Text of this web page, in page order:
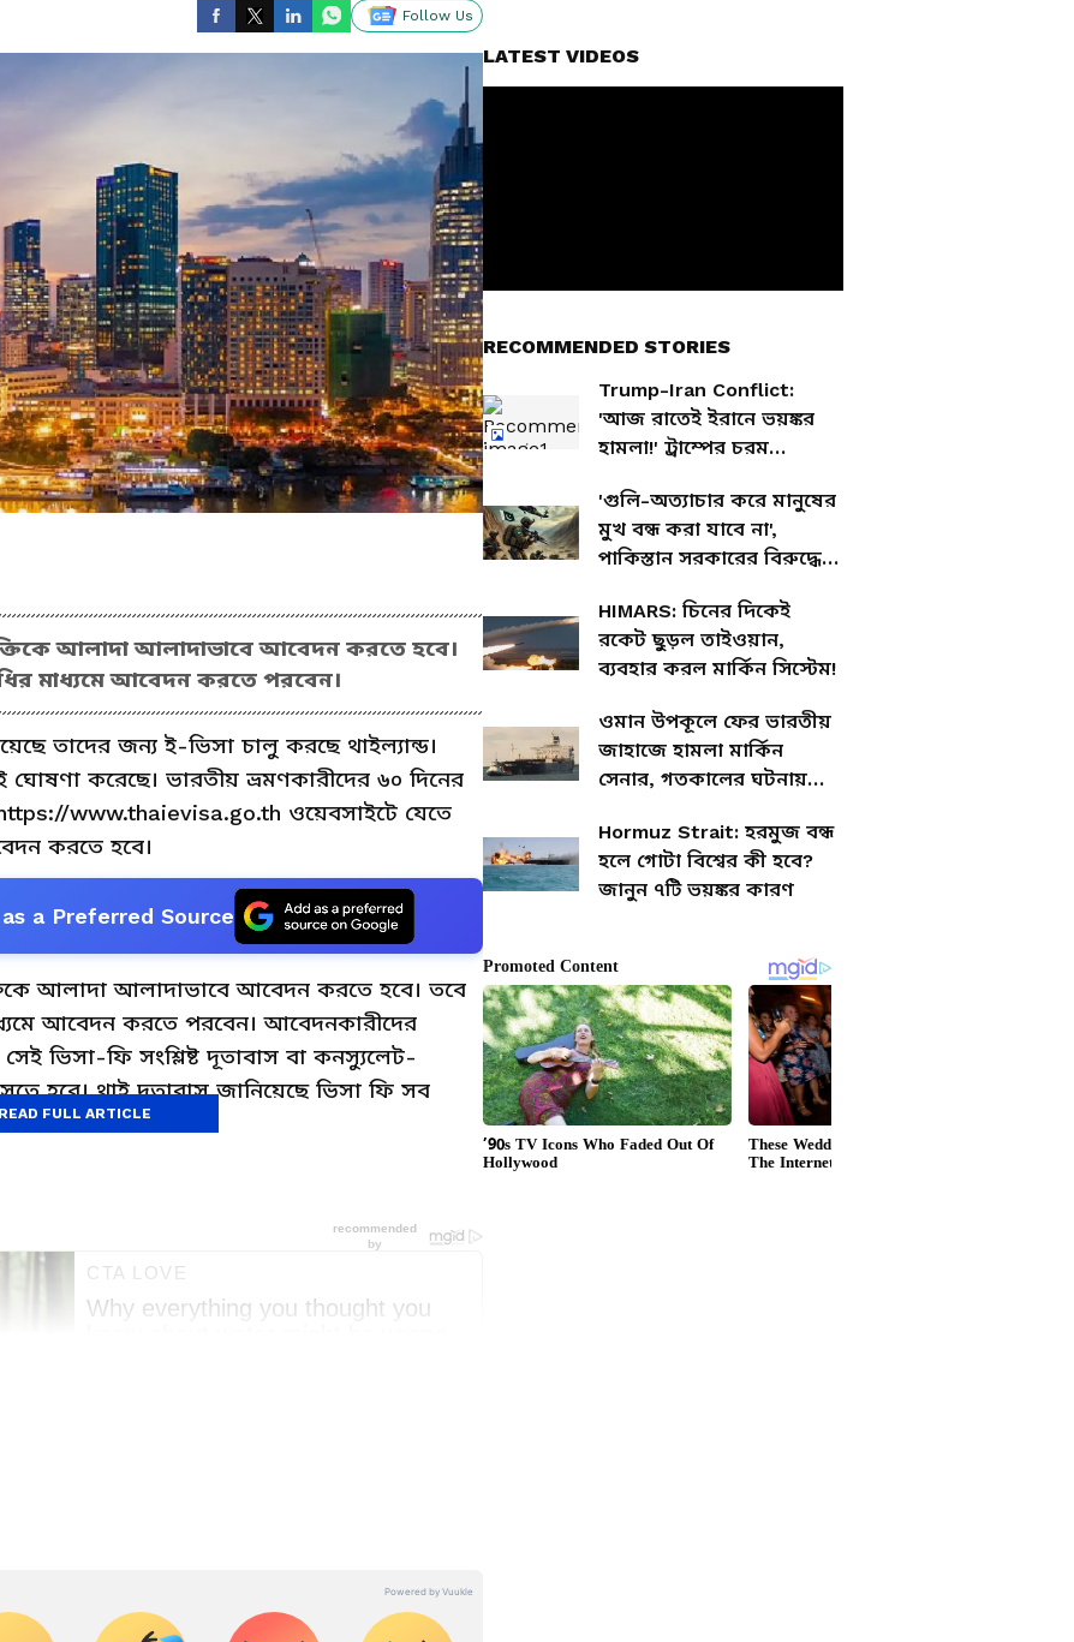
Follow Us
আলাদা আলাদাভাবে আবেদন করতে হবে।
মাধ্যমে আবেদন করতে পরবেন।
তাদের জন্য ই-ভিসা চালু করছে থাইল্যান্ড।
ঘোষণা করেছে। ভারতীয় ভ্রমণকারীদের ৬০ দিনের
www.thaievisa.go.th ওয়েবসাইটে যেতে
করতে হবে।
a Preferred Source
আলাদা আলাদাভাবে আবেদন করতে হবে। তবে
আবেদন করতে পরবেন। আবেদনকারীদের
ভিসা-ফি সংশ্লিষ্ট দূতাবাস বা কনস্যুলেট-
হবে। থাই দূতাবাস জানিয়েছে ভিসা ফি সব
নেওয়া হবে।
READ FULL ARTICLE
LATEST VIDEOS
RECOMMENDED STORIES
Trump-Iran Conflict:
'আজ রাতেই ইরানে ভয়ঙ্কর
হামলা!' ট্রাম্পের চরম
টার্গেট খনিজ তেল
'গুলি-অত্যাচার করে মানুষের
মুখ বন্ধ করা যাবে না',
পাকিস্তান সরকারের বিরুদ্ধে
HIMARS: চিনের দিকেই
রকেট ছুড়ল তাইওয়ান,
ব্যবহার করল মার্কিন সিস্টেম!
ওমান উপকূলে ফের ভারতীয়
জাহাজে হামলা মার্কিন
সেনার, গতকালের ঘটনায়
Hormuz Strait: হরমুজ বন্ধ
হলে গোটা বিশ্বের কী হবে?
জানুন ৭টি ভয়ঙ্কর কারণ